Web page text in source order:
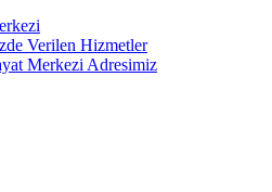
Verilen Hizmetler
Merkezi Adresimiz